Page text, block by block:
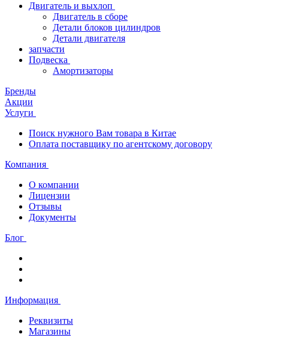
Двигатель и выхлоп
Двигатель в сборе
Детали блоков цилиндров
Детали двигателя
запчасти
Подвеска
Амортизаторы
Бренды
Акции
Услуги
Поиск нужного Вам товара в Китае
Оплата поставщику по агентскому договору
Компания
О компании
Лицензии
Отзывы
Документы
Блог
Информация
Реквизиты
Магазины